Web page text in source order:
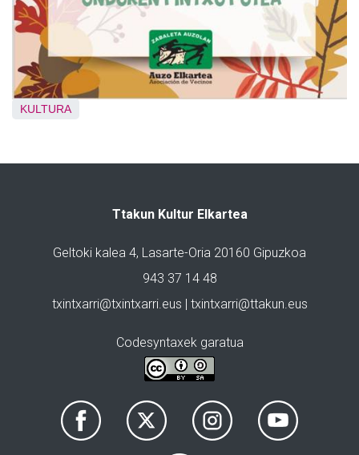
KULTURA
Ttakun Kultur Elkartea
Geltoki kalea 4, Lasarte-Oria 20160 Gipuzkoa
943 37 14 48
txintxarri@txintxarri.eus | txintxarri@ttakun.eus
Codesyntaxek garatua